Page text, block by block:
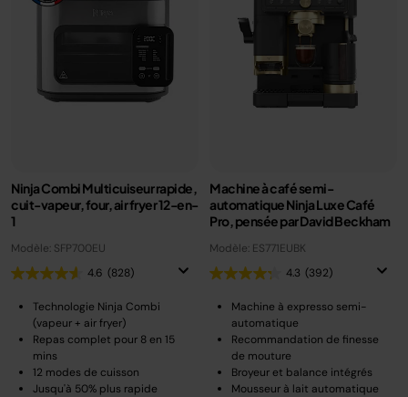
Ninja Combi Multicuiseur rapide,
cuit-vapeur, four, air fryer 12-en-
1
Modèle: SFP700EU
4.6 (828)
Technologie Ninja Combi
(vapeur + air fryer)
Repas complet pour 8 en 15
mins
12 modes de cuisson
Jusqu'à 50% plus rapide
Machine à café semi-
automatique Ninja Luxe Café
Pro, pensée par David Beckham
Modèle: ES771EUBK
4.3 (392)
Machine à expresso semi-
automatique
Recommandation de finesse
de mouture
Broyeur et balance intégrés
Mousseur à lait automatique